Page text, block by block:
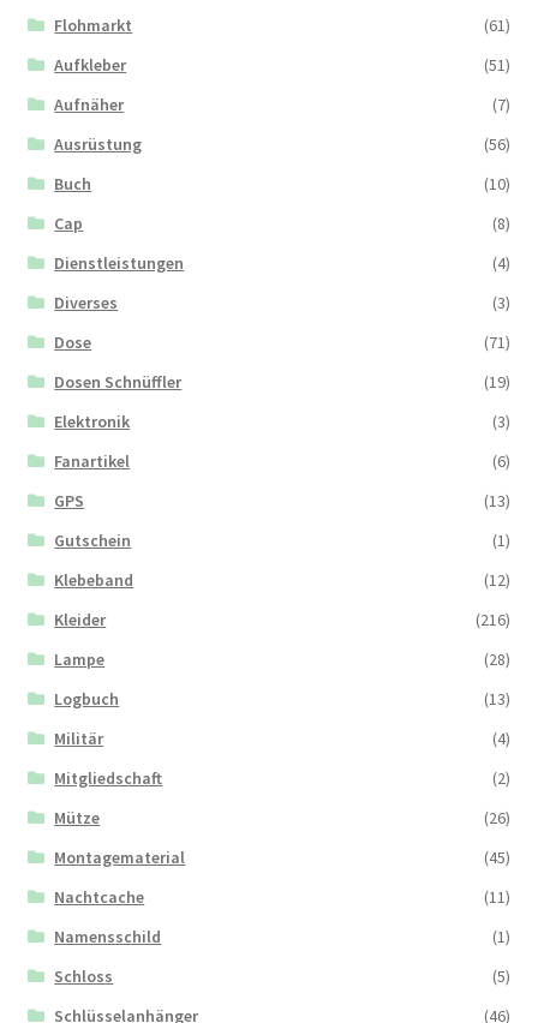
Flohmarkt
(61)
Aufkleber
(51)
Aufnäher
(7)
Ausrüstung
(56)
Buch
(10)
Cap
(8)
Dienstleistungen
(4)
Diverses
(3)
Dose
(71)
Dosen Schnüffler
(19)
Elektronik
(3)
Fanartikel
(6)
GPS
(13)
Gutschein
(1)
Klebeband
(12)
Kleider
(216)
Lampe
(28)
Logbuch
(13)
Militär
(4)
Mitgliedschaft
(2)
Mütze
(26)
Montagematerial
(45)
Nachtcache
(11)
Namensschild
(1)
Schloss
(5)
Schlüsselanhänger
(46)